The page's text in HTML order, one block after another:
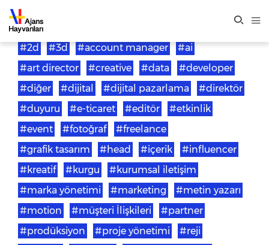
#2d #3d #account manager
#ai
#art director
#creative #data
#developer
#diğer
#dijital #dijital pazarlama
#direktör
#duyuru
#e-ticaret #editör
#etkinlik
#event
#fotoğraf
#freelance
#grafik tasarım
#head #içerik
#influencer
#kreatif
#kurgu
#kurumsal iletişim
#marka yönetimi
#marketing
#metin yazarı
#motion
#müşteri İlişkileri
#partner
#prodüksiyon
#proje yönetimi
#reji